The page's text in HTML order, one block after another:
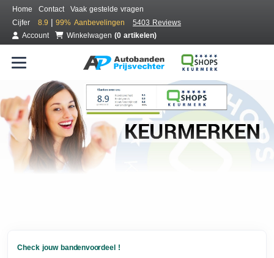
Home Contact
Vaak gestelde vragen
Cijfer
8.9 | 99% Aanbevelingen
5403 Reviews
Account
Winkelwagen (0 artikelen)
Check jouw bandenvoordeel !